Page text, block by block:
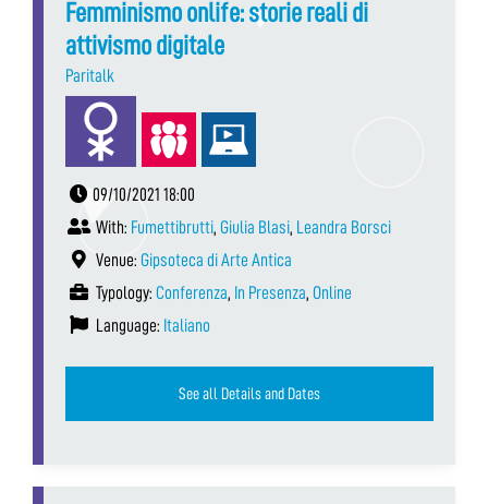
Femminismo onlife: storie reali di
attivismo digitale
Paritalk
09/10/2021 18:00
With: Fumettibrutti, Giulia Blasi, Leandra Borsci
Venue: Gipsoteca di Arte Antica
Typology: Conferenza, In Presenza, Online
Language: Italiano
See all Details and Dates